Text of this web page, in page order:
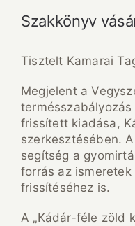
Szakkönyv
Tisztelt Kamarai
Megjelent a
frissített kiadása,
szerkesztésében.
segítség a
forrás az ismeretek
frissítéséhez is.
A „Kádár-féle zöld